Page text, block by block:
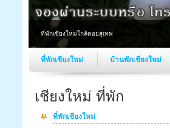
ที่พักเชียงใหม่ใกล้ดอยสุเทพ
ที่พักเชียงใหม่ บ้านพักเชียงใหม่
เชียงใหม่ ที่พัก
ที่พักเชียงใหม่